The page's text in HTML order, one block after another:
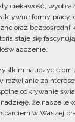
ciekawość,
formy pracy,
oraz bezpośredni
staje się
nauczycielom
rozwijanie
odkrywanie
że nasze
w Waszej